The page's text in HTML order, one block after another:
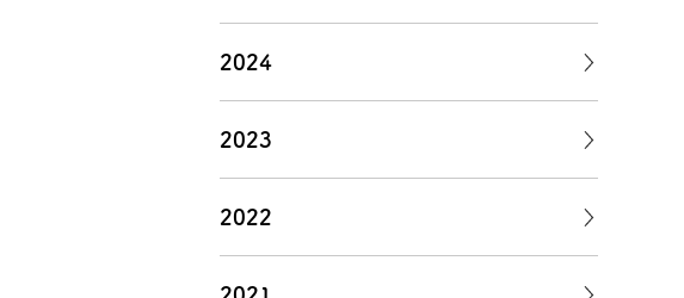
2024
2023
2022